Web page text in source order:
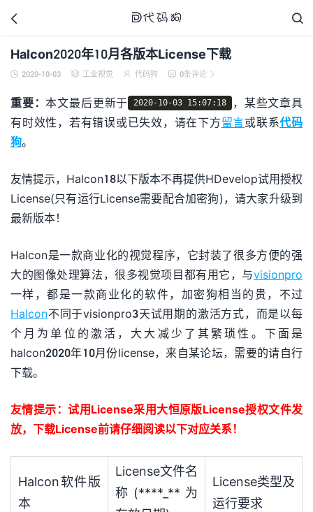

代码狗
 
Halcon2020年10月各版本License下载
 2020-10-03  工业视觉  代码狗  0条评论 
重要：本文最后更新于 2020-10-03 15:07:18
，某些文章具
有时效性，若有错误或已失效，请在下方留言或联系代码
狗。
友情提示，Halcon18以下版本不再提供HDevelop试用授权
License(只有运行License需要配合加密狗)，请大家升级到
最新版本！
Halcon是一款商业化的视觉程序，它封装了很多方便的强
大的图像处理算法，很多视觉项目都有用它，与visionpro
一样，都是一款商业化的软件，加密狗相当的贵，不过
Halcon不同于visionpro3天试用期的激活方式，而是以每
个月为单位的激活，大大减少了其繁琐性。下面是
halcon2020年10月份license，来自某论坛，需要的请自行
下载。
友情提示：试用License采用大恒原版License授权文件发
放，下载License前请仔细阅读以下对应关系！
Halcon软件版
本
License文件名
称(****_**为
License类型及
运行要求